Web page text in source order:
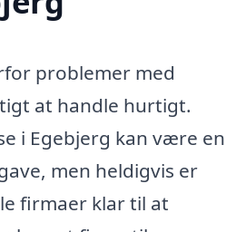
problemer med
at handle hurtigt.
i Egebjerg kan være en
men heldigvis er
firmaer klar til at